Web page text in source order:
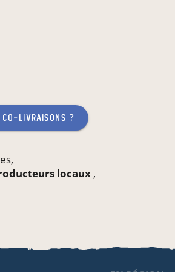
co-livraisons ?
,
locaux ,